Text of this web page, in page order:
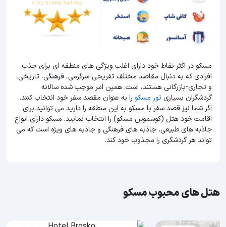
مسکو در اکثر نقاط خود دارای اغلب ویژگی های منطقه ای برای جذب
افرادی که به دنبال مقاصد مختلف تفریحی-سرگرمی، فرهنگی، تاریخی،
و تجاری-بازرگانی هستند، است. همین امر موجب شده سالانه
گردشگران بسیاریتور مسکو را به عنوان مقصد سفر خود انتخاب کنند.
اگر شما نیز قصد سفر با مسکو به این منطقه را دارید می توانید برای
اقامت خود هتل (کوسموس مسکو) را انتخاب نمایید. مسکو دارای انواع
جاذبه های طبیعی، جاذبه های فرهنگی و جاذبه های ویژه است که می
تواند هر گردشگری را مجذوب خود کند.
هتل های محبوب مسکو